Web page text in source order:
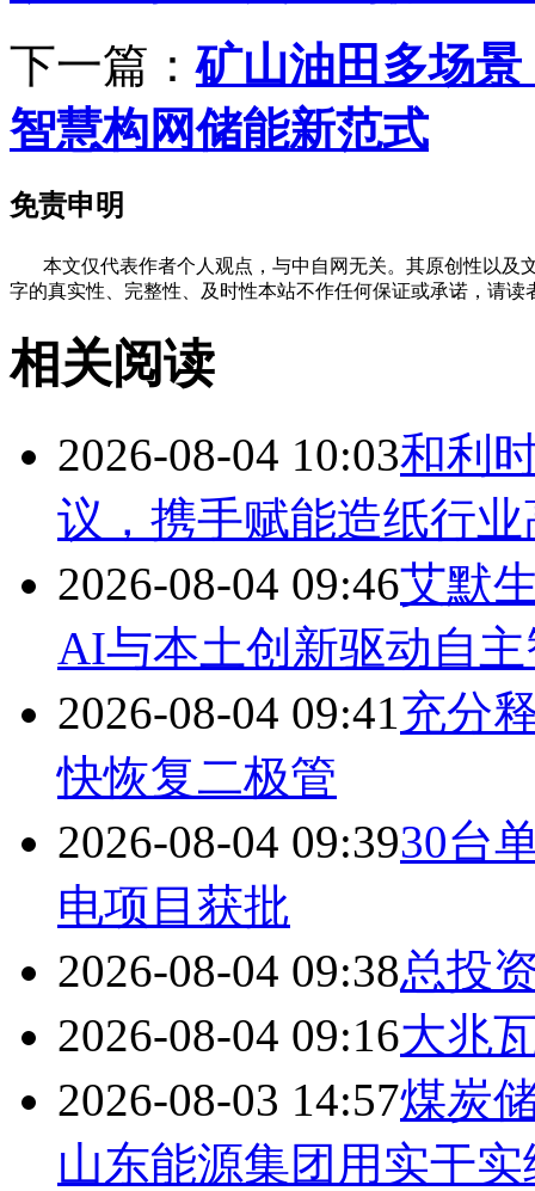
下一篇：矿山油田多场
智慧构网储能新范式
免责申明
本文仅代表作者个人观点，与中自网无关。其原创性以及
字的真实性、完整性、及时性本站不作任何保证或承诺，请
相关阅读
2026-08-04 10:03和利
议，携手赋能造纸行
2026-08-04 09:46艾默
AI与本土创新驱动自
2026-08-04 09:41 充分
快恢复二极管
2026-08-04 09:3930台
电项目获批
2026-08-04 09:38总投
2026-08-04 09:16大兆
2026-08-03 14:57煤炭
山东能源集团用实干实